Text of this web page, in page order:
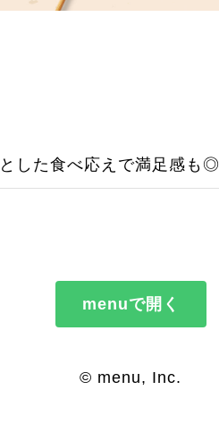
した食べ応えで満足感も◎
menuで開く
© menu, Inc.